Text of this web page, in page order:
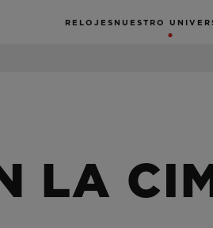
RELOJES NUESTRO
LA